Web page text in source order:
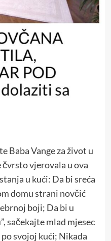
Baba Vange za život u
čvrsto vjerovala u ova
u kući: Da bi sreća
domu strani novčić
boji; Da bi u
sačekajte mlad mjesec
svojoj kući; Nikada